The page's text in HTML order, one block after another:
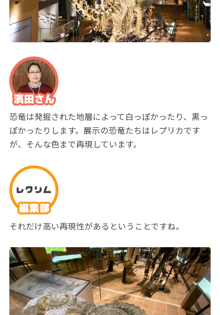
恐竜は発掘された地層によって白っぽかったり、黒っ
ぽかったりします。展示の恐竜たちはレプリカです
が、そんな色まで再現しています。
それだけ高い再現性があるということですね。